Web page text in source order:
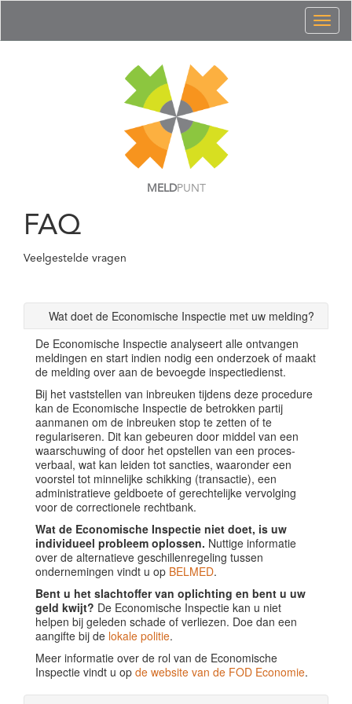
MELDPUNT
FAQ
Veelgestelde vragen
Wat doet de Economische Inspectie met uw melding?
De Economische Inspectie analyseert alle ontvangen
meldingen en start indien nodig een onderzoek of maakt
de melding over aan de bevoegde inspectiedienst.
Bij het vaststellen van inbreuken tijdens deze procedure
kan de Economische Inspectie de betrokken partij
aanmanen om de inbreuken stop te zetten of te
regulariseren. Dit kan gebeuren door middel van een
waarschuwing of door het opstellen van een proces-
verbaal, wat kan leiden tot sancties, waaronder een
voorstel tot minnelijke schikking (transactie), een
administratieve geldboete of gerechtelijke vervolging
voor de correctionele rechtbank.
Wat de Economische Inspectie niet doet, is uw
individueel probleem oplossen. Nuttige informatie
over de alternatieve geschillenregeling tussen
ondernemingen vindt u op BELMED.
Bent u het slachtoffer van oplichting en bent u uw
geld kwijt? De Economische Inspectie kan u niet
helpen bij geleden schade of verliezen. Doe dan een
aangifte bij de lokale politie.
Meer informatie over de rol van de Economische
Inspectie vindt u op de website van de FOD Economie.